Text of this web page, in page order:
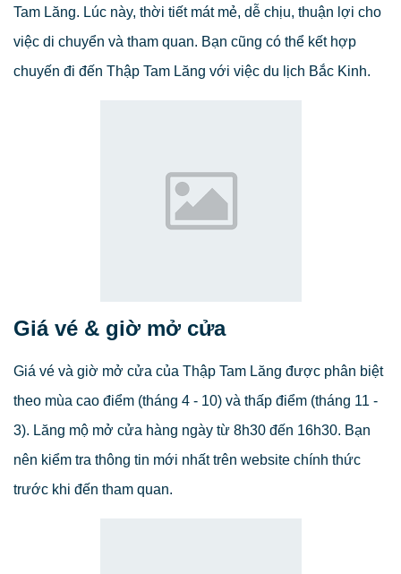
Tam Lăng. Lúc này, thời tiết mát mẻ, dễ chịu, thuận lợi cho
việc di chuyển và tham quan. Bạn cũng có thể kết hợp
chuyến đi đến Thập Tam Lăng với việc du lịch Bắc Kinh.
Giá vé & giờ mở cửa
Giá vé và giờ mở cửa của Thập Tam Lăng được phân biệt
theo mùa cao điểm (tháng 4 - 10) và thấp điểm (tháng 11 -
3). Lăng mộ mở cửa hàng ngày từ 8h30 đến 16h30. Bạn
nên kiểm tra thông tin mới nhất trên website chính thức
trước khi đến tham quan.